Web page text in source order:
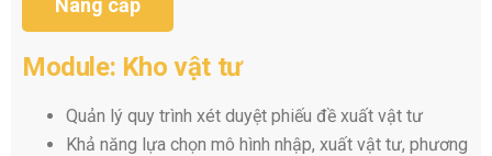
Nâng cấp
Module: Kho vật tư
Quản lý quy trình xét duyệt phiếu đề xuất vật tư
Khả năng lựa chọn mô hình nhập, xuất vật tư, phương